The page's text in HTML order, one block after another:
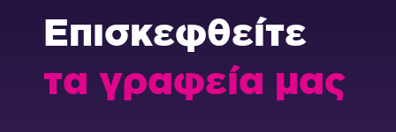
Επισκεφθείτε
τα γραφεία μας